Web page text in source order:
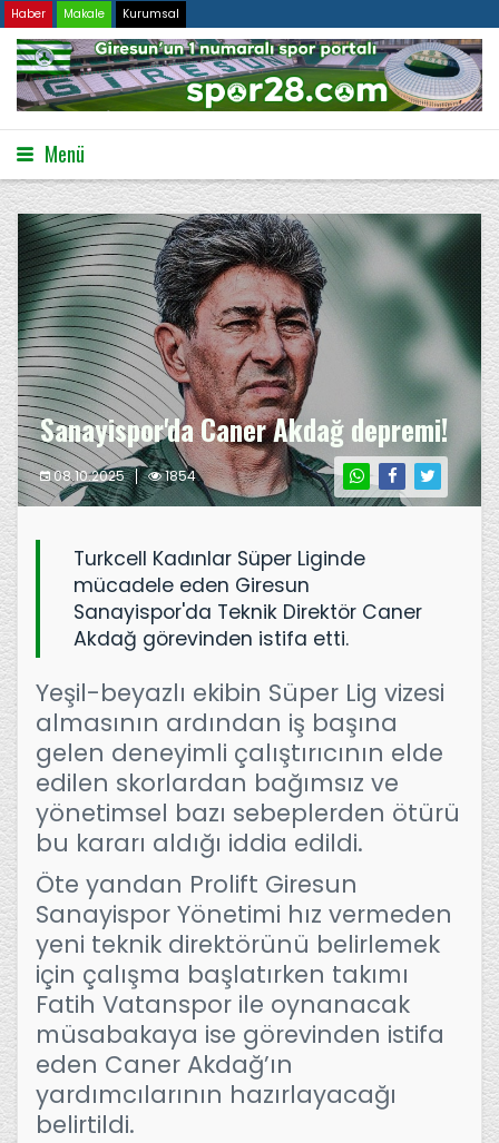
Haber Makale Kurumsal
Menü
Sanayispor'da Caner Akdağ depremi!
08.10.2025 1854
Turkcell Kadınlar Süper Liginde
mücadele eden Giresun
Sanayispor'da Teknik Direktör Caner
Akdağ görevinden istifa etti.
Yeşil-beyazlı ekibin Süper Lig vizesi
almasının ardından iş başına
gelen deneyimli çalıştırıcının elde
edilen skorlardan bağımsız ve
yönetimsel bazı sebeplerden ötürü
bu kararı aldığı iddia edildi.
Öte yandan Prolift Giresun
Sanayispor Yönetimi hız vermeden
yeni teknik direktörünü belirlemek
için çalışma başlatırken takımı
Fatih Vatanspor ile oynanacak
müsabakaya ise görevinden istifa
eden Caner Akdağ’ın
yardımcılarının hazırlayacağı
belirtildi.